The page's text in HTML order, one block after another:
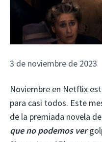
3 de noviembre de 2023
Noviembre en Netflix
para casi todos. Este
de la premiada novela
que no podemos ver